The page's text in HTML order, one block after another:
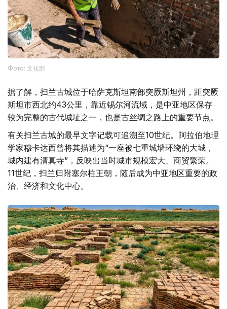
Фото: 文化部
据了解，扫兰古城位于哈萨克斯坦南部突厥斯坦州，距突厥
斯坦市西北约43公里，靠近锡尔河流域，是中亚地区保存
较为完整的古代城址之一，也是古丝绸之路上的重要节点。
有关扫兰古城的最早文字记载可追溯至10世纪。阿拉伯地理
学家穆卡达西曾将其描述为“一座被七重城墙环绕的大城，
城内建有清真寺”，反映出当时城市规模宏大、商贸繁荣。
11世纪，扫兰归附塞尔柱王朝，随后成为中亚地区重要的政
治、经济和文化中心。